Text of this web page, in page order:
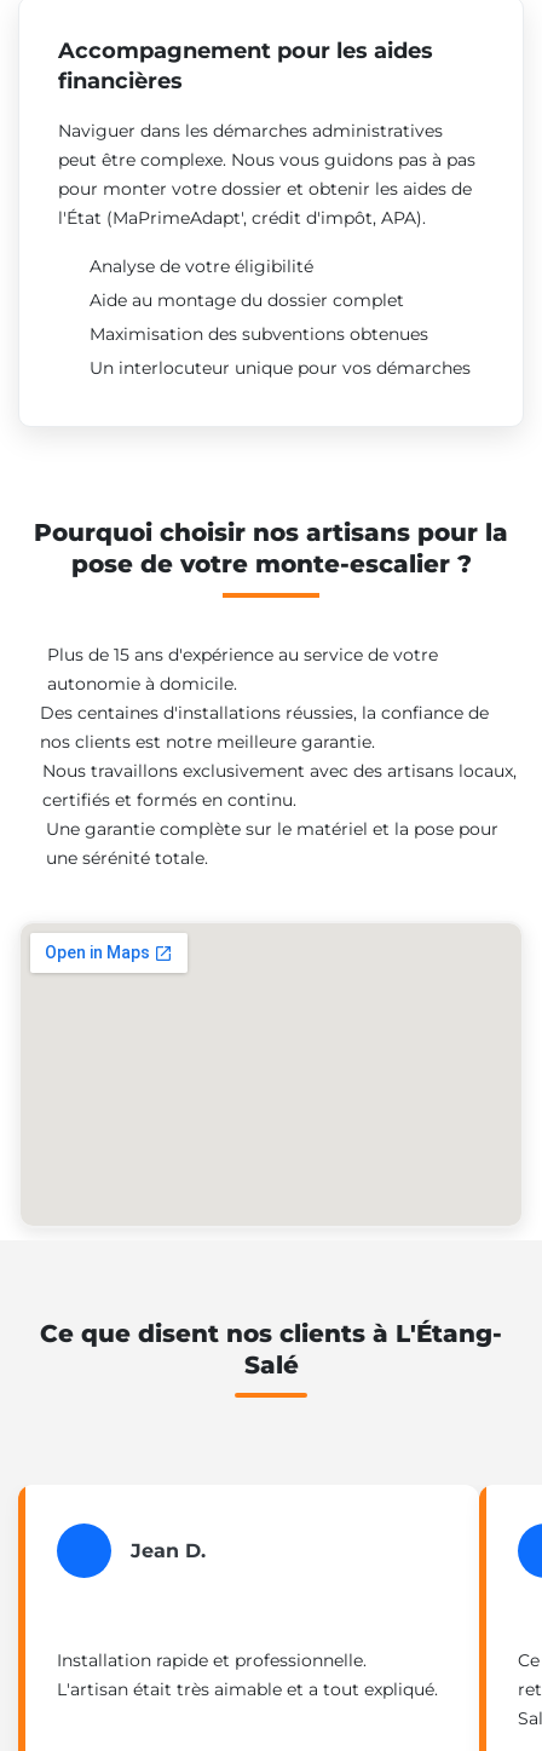
Accompagnement pour les aides
financières
Naviguer dans les démarches administratives
peut être complexe. Nous vous guidons pas à pas
pour monter votre dossier et obtenir les aides de
l'État (MaPrimeAdapt', crédit d'impôt, APA).
Analyse de votre éligibilité
Aide au montage du dossier complet
Maximisation des subventions obtenues
Un interlocuteur unique pour vos démarches
Pourquoi choisir nos artisans pour la
pose de votre monte-escalier ?
Plus de 15 ans d'expérience au service de votre
autonomie à domicile.
Des centaines d'installations réussies, la confiance de
nos clients est notre meilleure garantie.
Nous travaillons exclusivement avec des artisans locaux,
certifiés et formés en continu.
Une garantie complète sur le matériel et la pose pour
une sérénité totale.
Ce que disent nos clients à L'Étang-
Salé
Jean D.
Installation rapide et professionnelle.
L'artisan était très aimable et a tout expliqué.